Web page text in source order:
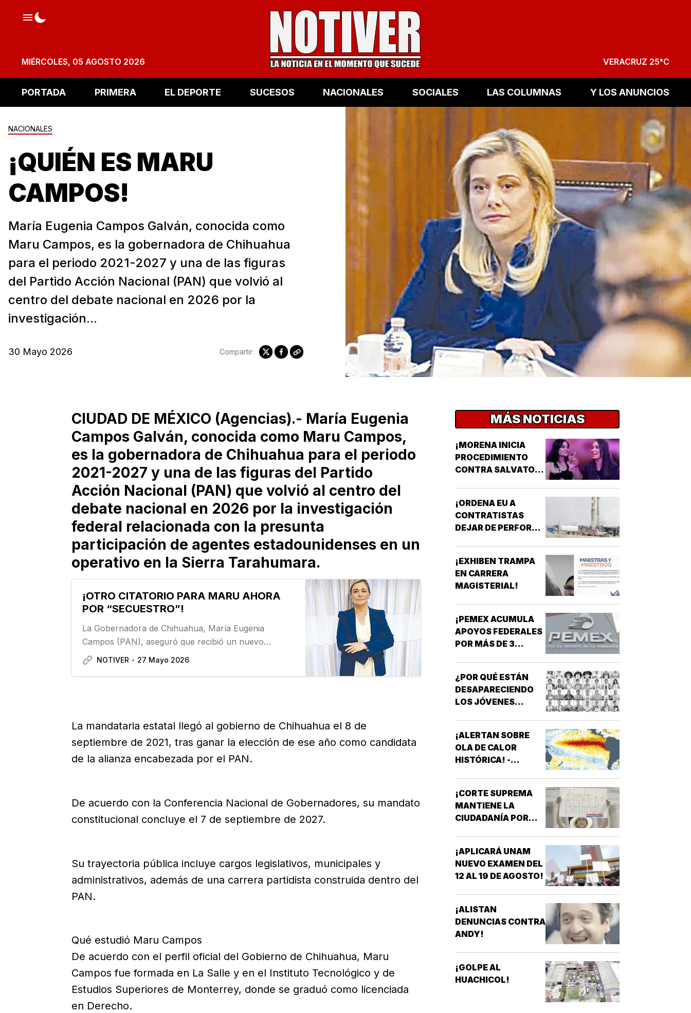
MIÉRCOLES, 05 AGOSTO 2026 VERACRUZ 25°C
PORTADA PRIMERA EL DEPORTE SUCESOS NACIONALES SOCIALES LAS COLUMNAS Y LOS ANUNCIOS
NACIONALES
¡QUIÉN ES MARU
CAMPOS!
María Eugenia Campos Galván, conocida como
Maru Campos, es la gobernadora de Chihuahua
para el periodo 2021-2027 y una de las figuras
del Partido Acción Nacional (PAN) que volvió al
centro del debate nacional en 2026 por la
investigación...
30 Mayo 2026 Compartir:
CIUDAD DE MÉXICO (Agencias).- María Eugenia
Campos Galván, conocida como Maru Campos,
es la gobernadora de Chihuahua para el periodo
2021-2027 y una de las figuras del Partido
Acción Nacional (PAN) que volvió al centro del
debate nacional en 2026 por la investigación
federal relacionada con la presunta
participación de agentes estadounidenses en un
operativo en la Sierra Tarahumara.
¡OTRO CITATORIO PARA MARU AHORA
POR “SECUESTRO”!
La Gobernadora de Chihuahua, María Eugenia
Campos (PAN), aseguró que recibió un nuevo
citatorio para otra audiencia, ahora en la Ciudad de
México, por una denuncia del senador Javier Corral
NOTIVER 27 Mayo 2026
La mandataria estatal llegó al gobierno de Chihuahua el 8 de
septiembre de 2021, tras ganar la elección de ese año como candidata
de la alianza encabezada por el PAN.
De acuerdo con la Conferencia Nacional de Gobernadores, su mandato
constitucional concluye el 7 de septiembre de 2027.
Su trayectoria pública incluye cargos legislativos, municipales y
administrativos, además de una carrera partidista construida dentro del
PAN.
Qué estudió Maru Campos
De acuerdo con el perfil oficial del Gobierno de Chihuahua, Maru
Campos fue formada en La Salle y en el Instituto Tecnológico y de
Estudios Superiores de Monterrey, donde se graduó como licenciada
en Derecho.
MÁS NOTICIAS
¡MORENA INICIA
PROCEDIMIENTO
CONTRA SALVATORI
ADULTOS MAYORES!
¡ORDENA EU A
CONTRATISTAS
DEJAR DE PERFORAR
NUEVO MÉXICO!
¡EXHIBEN TRAMPA
EN CARRERA
MAGISTERIAL!
¡PEMEX ACUMULA
APOYOS FEDERALES
POR MÁS DE 3
¿POR QUÉ ESTÁN
DESAPARECIENDO
LOS JÓVENES
¡ALERTAN SOBRE
OLA DE CALOR
HISTÓRICA! -
¡CORTE SUPREMA
MANTIENE LA
CIUDADANÍA POR
¡APLICARÁ UNAM
NUEVO EXAMEN DEL
12 AL 19 DE AGOSTO!
¡ALISTAN
DENUNCIAS CONTRA
ANDY!
¡GOLPE AL
HUACHICOL!